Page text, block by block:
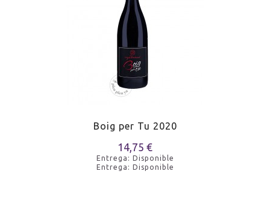
Boig per Tu 2020
14,75 €
Entrega: Disponible
Entrega: Disponible